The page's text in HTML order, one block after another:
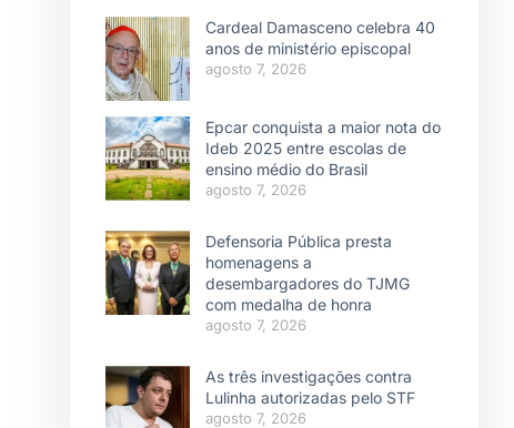
Cardeal Damasceno celebra 40
anos de ministério episcopal
agosto 7, 2026
Epcar conquista a maior nota do
Ideb 2025 entre escolas de
ensino médio do Brasil
agosto 7, 2026
Defensoria Pública presta
homenagens a
desembargadores do TJMG
com medalha de honra
agosto 7, 2026
As três investigações contra
Lulinha autorizadas pelo STF
agosto 7, 2026